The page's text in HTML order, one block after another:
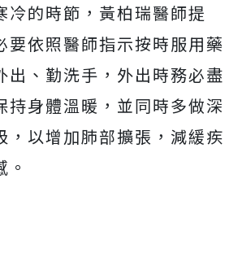
冷的時節，黃柏瑞醫師提
要依照醫師指示按時服用藥
出、勤洗手，外出時務必盡
持身體溫暖，並同時多做深
，以增加肺部擴張，減緩疾